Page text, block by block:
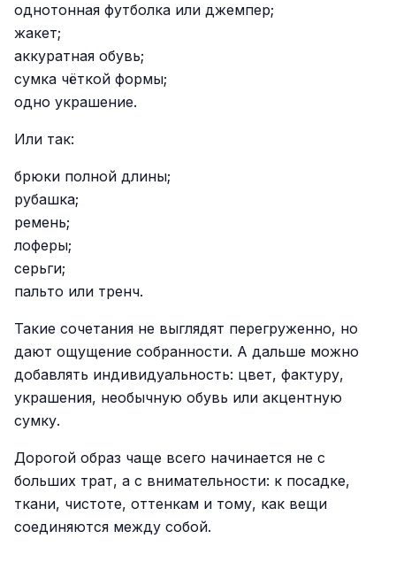
однотонная футболка или джемпер;
жакет;
аккуратная обувь;
сумка чёткой формы;
одно украшение.
Или так:
брюки полной длины;
рубашка;
ремень;
лоферы;
серьги;
пальто или тренч.
Такие сочетания не выглядят перегруженно, но
дают ощущение собранности. А дальше можно
добавлять индивидуальность: цвет, фактуру,
украшения, необычную обувь или акцентную
сумку.
Дорогой образ чаще всего начинается не с
больших трат, а с внимательности: к посадке,
ткани, чистоте, оттенкам и тому, как вещи
соединяются между собой.